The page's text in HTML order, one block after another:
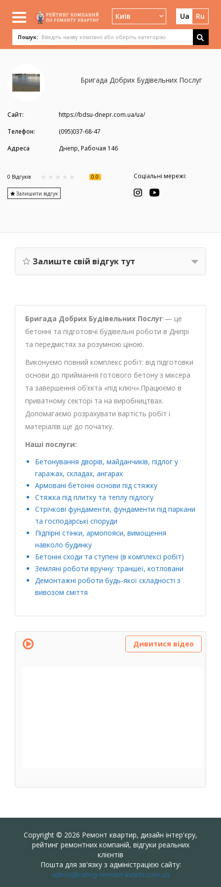
Київ Ua Ru
Пошук:
Бригада Добрих Будівельних Послуг
Сайт:
https://bdsu-dnepr.com.ua/ua/
Телефон:
(095)037-68-47
Адреса
Днепр, Рабочая 146
0 Вiдгукiв 0.0
Залишити відгук
Соціальні мережі:
Залиште свій відгук тут
Бригада Добрих Будівельних Послуг — це
бетонні та підготовчі будівельні роботи в Дніпрі
та передмістях за розумною ціною.
Виконуємо повний комплекс робіт: від підготовки
основи до приймання готового бетону з міксера
та завершення об’єкта «під ключ».Працюємо в
приватному секторі та на виробництвах.
Допомагаємо розрахувати вартість робіт і
матеріалів ще до початку.
Наші послуги:
Бетонування дворів, майданчиків, підлог у
гаражах, складах, ангарах
Армовані бетонні основи під стяжку
Стяжка під плитку та теплу підлогу
Стрічкові фундаменти, фундаменти під паркани
та господарські споруди
Підпірні стінки, армопояси, вимощення
навколо будинку
Бетонні сходи та ступені (в комплексі робіт)
Земляні роботи вручну: траншеї, котловани
Демонтажні роботи будь-якої складності з
вивозом сміття
Дивитися відео
Copyright © 2026 Ремонт квартир, дизайн інтер'єру,
рейтинг ремонтних компаній, відгуки реальних
клієнтів
Пошта для зв'язку з адміністрацією сайту:
admin@rating-remont-kvartir.com.ua